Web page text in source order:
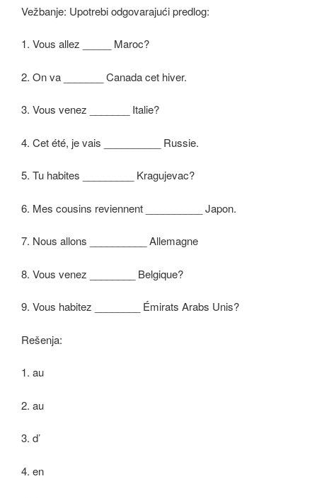
Vežbanje: Upotrebi odgovarajući predlog:
1. Vous allez _____ Maroc?
2. On va _______ Canada cet hiver.
3. Vous venez _______ Italie?
4. Cet été, je vais __________ Russie.
5. Tu habites _________ Kragujevac?
6. Mes cousins reviennent __________ Japon.
7. Nous allons __________ Allemagne
8. Vous venez ________ Belgique?
9. Vous habitez ________ Émirats Arabs Unis?
Rešenja:
1. au
2. au
3. d’
4. en